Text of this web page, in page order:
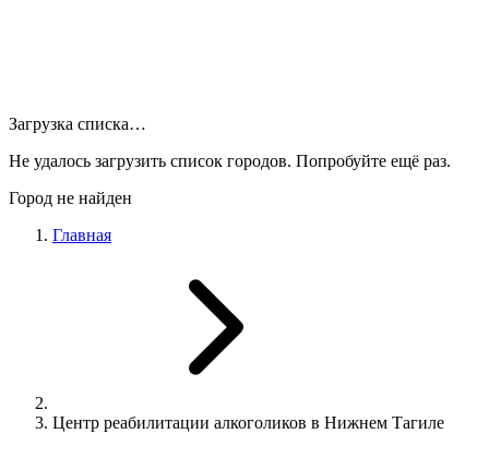
Загрузка списка…
Не удалось загрузить список городов. Попробуйте ещё раз.
Город не найден
Главная
Центр реабилитации алкоголиков в Нижнем Тагиле